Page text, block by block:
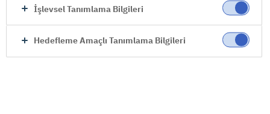
İşlevsel Tanımlama Bilgileri
Hedefleme Amaçlı Tanımlama Bilgileri